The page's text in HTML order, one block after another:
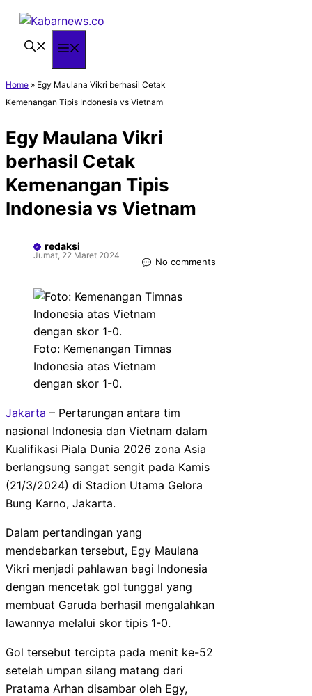
Langsung
Home » Egy Maulana Vikri berhasil Cetak
Kemenangan Tipis Indonesia vs Vietnam
Egy Maulana Vikri
berhasil Cetak
Kemenangan Tipis
Indonesia vs Vietnam
redaksi
Jumat, 22 Maret 2024
No comments
Foto: Kemenangan Timnas
Indonesia atas Vietnam
dengan skor 1-0.
Jakarta – Pertarungan antara tim
nasional Indonesia dan Vietnam dalam
Kualifikasi Piala Dunia 2026 zona Asia
berlangsung sangat sengit pada Kamis
(21/3/2024) di Stadion Utama Gelora
Bung Karno, Jakarta.
Dalam pertandingan yang
mendebarkan tersebut, Egy Maulana
Vikri menjadi pahlawan bagi Indonesia
dengan mencetak gol tunggal yang
membuat Garuda berhasil mengalahkan
lawannya melalui skor tipis 1-0.
Gol tersebut tercipta pada menit ke-52
setelah umpan silang matang dari
Pratama Arhan disambar oleh Egy,